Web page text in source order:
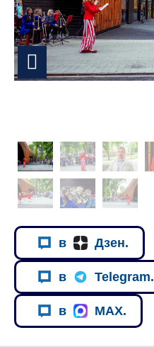
в Дзен.
в Telegram.
в MAX.